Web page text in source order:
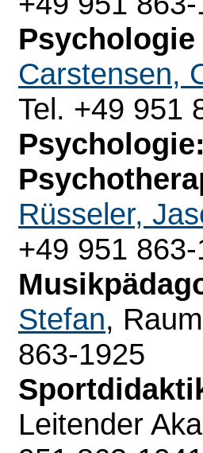
Carstensen,
Tel. +49 951
Rüsseler,
+49 951
Stefan,
863-1925
Leitender